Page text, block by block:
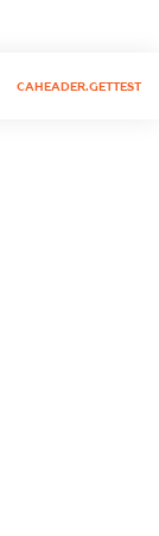
CAHEADER.GETTEST